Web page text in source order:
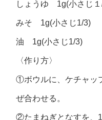
しょうゆ 1g(小さじ１
みそ 1g(小さじ1/3)
油 1g(小さじ1/3)
〈作り方〉
①ボウルに、ケチャッ
ぜ合わせる。
②たまねぎとなすを、